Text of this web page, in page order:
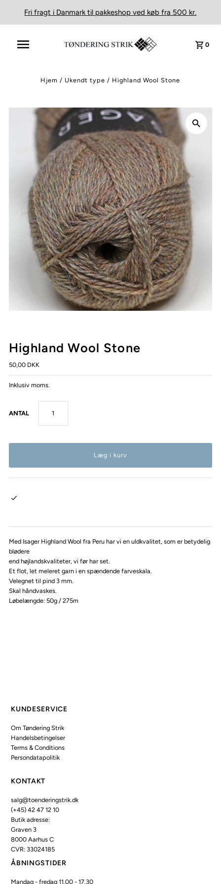
Fri fragt i Danmark til pakkeshop ved køb fra 500 kr.
0
Hjem / Ukendt type / Highland Wool Stone
Highland Wool Stone
50,00 DKK
Inklusiv moms.
ANTAL
Med Isager Highland Wool fra Peru har vi en uldkvalitet, som er betydelig
blødere
end højlandskvaliteter, vi før har set.
Et flot, let meleret garn i en spændende farveskala.
Velegnet til pind 3 mm.
Skal håndvaskes.
Løbelængde: 50g / 275m
KUNDESERVICE
Om Tøndering Strik
Handelsbetingelser
Terms & Conditions
Persondatapolitik
KONTAKT
salg@toenderingstrik.dk
(+45) 42 47 12 10
Butik adresse:
Graven 3
8000 Aarhus C
CVR: 33024185
ÅBNINGSTIDER
Mandag - fredag 11.00 - 17.30